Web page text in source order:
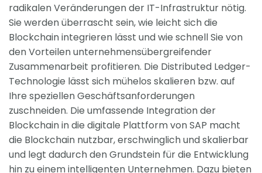
radikalen Veränderungen der IT-Infrastruktur nötig.
Sie werden überrascht sein, wie leicht sich die
Blockchain integrieren lässt und wie schnell Sie von
den Vorteilen unternehmensübergreifender
Zusammenarbeit profitieren. Die Distributed Ledger-
Technologie lässt sich mühelos skalieren bzw. auf
Ihre speziellen Geschäftsanforderungen
zuschneiden. Die umfassende Integration der
Blockchain in die digitale Plattform von SAP macht
die Blockchain nutzbar, erschwinglich und skalierbar
und legt dadurch den Grundstein für die Entwicklung
hin zu einem intelligenten Unternehmen. Dazu bieten